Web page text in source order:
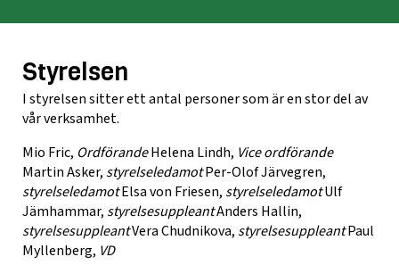
Styrelsen
I styrelsen sitter ett antal personer som är en stor del av
vår verksamhet.
Mio Fric, OrdförandeHelena Lindh, Vice ordförande
Martin Asker, styrelseledamotPer-Olof Järvegren,
styrelseledamotElsa von Friesen, styrelseledamotUlf
Jämhammar, styrelsesuppleantAnders Hallin,
styrelsesuppleantVera Chudnikova, styrelsesuppleantPaul
Myllenberg, VD